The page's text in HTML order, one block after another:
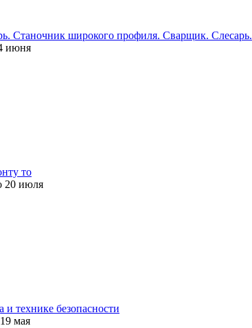
Станочник широкого профиля. Сварщик. Слесарь.
июня
то
20 июля
технике безопасности
19 мая